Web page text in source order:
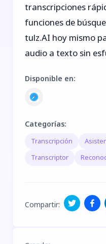
transcripciones
funciones de
tulz.AI hoy mismo
audio a texto sin
Disponible en:
Categorías:
Transcripción
Transcriptor
Compartir: